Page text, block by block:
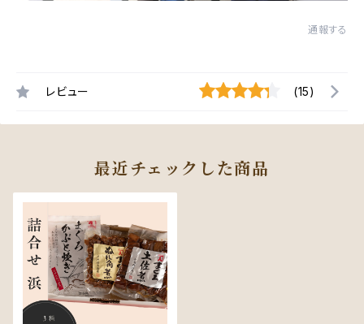
通報する
レビュー (15)
最近チェックした商品